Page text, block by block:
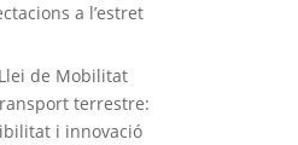
a l’estret
de Mobilitat
terrestre:
i innovació